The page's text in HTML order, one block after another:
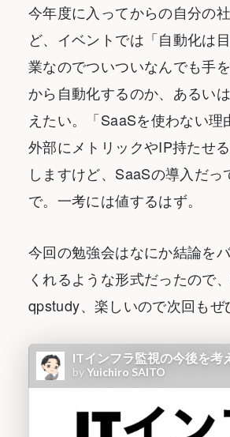
今年度に入ってからの自分の
ど、イベントでは「自動化は
業なのでついついなんでも手
から自動化するのか、あるい
えたい。「SaaSを使わない
外部にメトリックやIP持たせ
しますけど、SaaSの導入だ
で。一考には値するはず。
今回の勉強会はなにか結論を
くれるような形式だったので
qpstudy、楽しいので次回もぜ